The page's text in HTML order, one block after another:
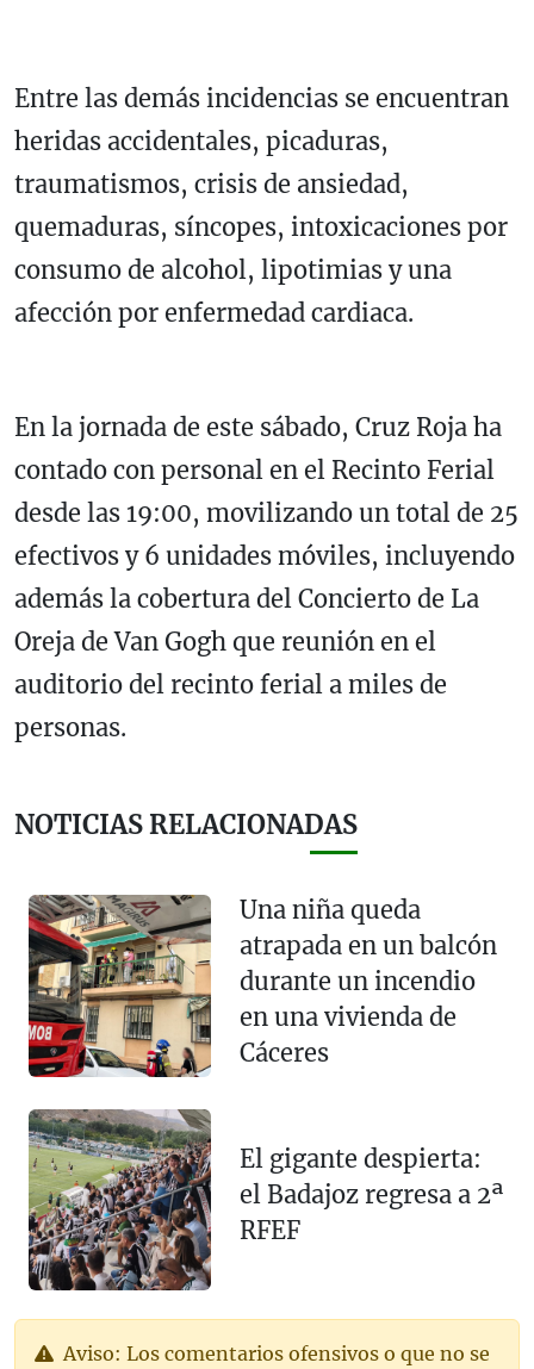
Entre las demás incidencias se encuentran
heridas accidentales, picaduras,
traumatismos, crisis de ansiedad,
quemaduras, síncopes, intoxicaciones por
consumo de alcohol, lipotimias y una
afección por enfermedad cardiaca.
En la jornada de este sábado, Cruz Roja ha
contado con personal en el Recinto Ferial
desde las 19:00, movilizando un total de 25
efectivos y 6 unidades móviles, incluyendo
además la cobertura del Concierto de La
Oreja de Van Gogh que reunión en el
auditorio del recinto ferial a miles de
personas.
NOTICIAS RELACIONADAS
Una niña queda
atrapada en un balcón
durante un incendio
en una vivienda de
Cáceres
El gigante despierta:
el Badajoz regresa a 2ª
RFEF
Aviso: Los comentarios ofensivos o que no se